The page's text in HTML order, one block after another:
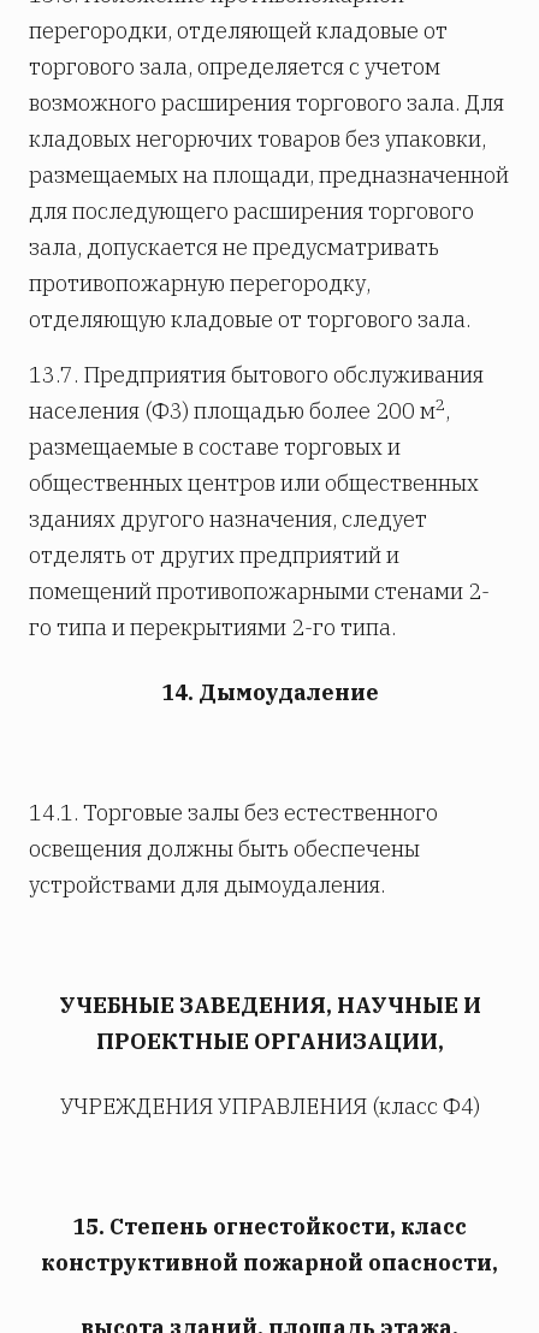
перегородки, отделяющей кладовые от
торгового зала, определяется с учетом
возможного расширения торгового зала. Для
кладовых негорючих товаров без упаковки,
размещаемых на площади, предназначенной
для последующего расширения торгового
зала, допускается не предусматривать
противопожарную перегородку,
отделяющую кладовые от торгового зала.
13.7. Предприятия бытового обслуживания
населения (Ф3) площадью более 200 м2,
размещаемые в составе торговых и
общественных центров или общественных
зданиях другого назначения, следует
отделять от других предприятий и
помещений противопожарными стенами 2-
го типа и перекрытиями 2-го типа.
14. Дымоудаление
14.1. Торговые залы без естественного
освещения должны быть обеспечены
устройствами для дымоудаления.
УЧЕБНЫЕ ЗАВЕДЕНИЯ, НАУЧНЫЕ И
ПРОЕКТНЫЕ ОРГАНИЗАЦИИ,
УЧРЕЖДЕНИЯ УПРАВЛЕНИЯ (класс Ф4)
15. Степень огнестойкости, класс
конструктивной пожарной опасности,
высота зданий, площадь этажа,